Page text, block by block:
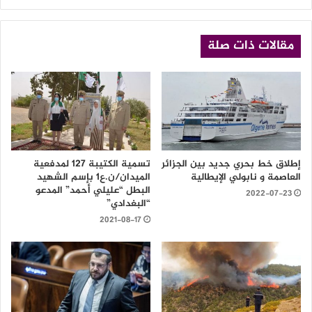
مقالات ذات صلة
إطلاق خط بحري جديد بين الجزائر
العاصمة و نابولي الإيطالية
2022-07-23
تسمية الكتيبة 127 لمدفعية
الميدان/ن.ع1 بإسم الشهيد
البطل “عليلي أحمد” المدعو
“البغدادي”
2021-08-17